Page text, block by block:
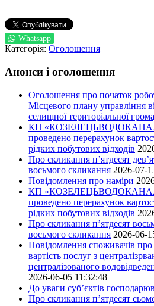
Whatsapp
Категорія: Оголошення
Анонси і оголошення
Оголошення про початок
Місцевого плану управління
селищної територіальної
КП
проведено перерахунок
рідких побутових відходів
Про скликання п’ятдесят
восьмого скликання 2026-07-
Повідомлення про наміри
КП
проведено перерахунок
рідких побутових відходів
Про скликання п’ятдесят
восьмого скликання 2026-06-
Повідомлення споживачів про
вартість послуг з
централізованого
2026-06-05 11:32:48
До уваги суб’єктів
Про скликання п’ятдесят